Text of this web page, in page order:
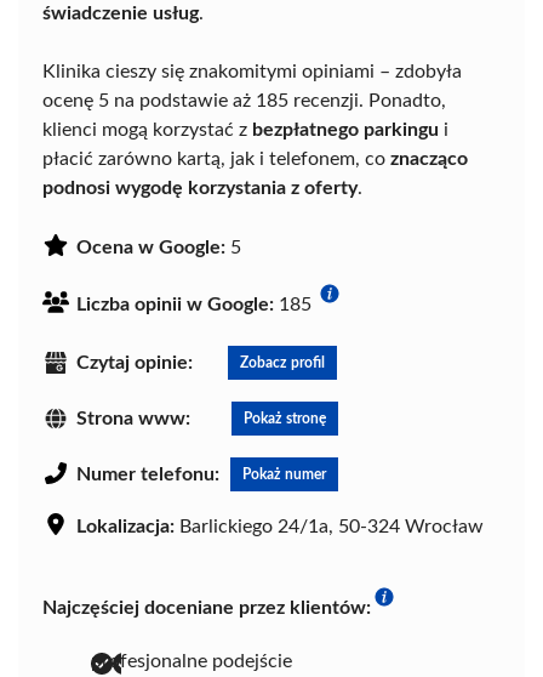
świadczenie usług.
Klinika cieszy się znakomitymi opiniami – zdobyła
ocenę 5 na podstawie aż 185 recenzji. Ponadto,
klienci mogą korzystać z bezpłatnego parkingu i
płacić zarówno kartą, jak i telefonem, co znacząco
podnosi wygodę korzystania z oferty.
Ocena w Google: 5
Liczba opinii w Google: 185
Czytaj opinie: Zobacz profil
Strona www: Pokaż stronę
Numer telefonu: Pokaż numer
Lokalizacja: Barlickiego 24/1a, 50-324 Wrocław
Najczęściej doceniane przez klientów:
profesjonalne podejście